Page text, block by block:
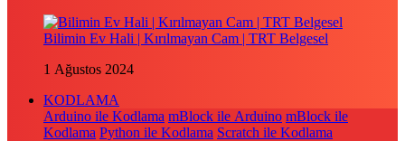
Bilimin Ev Hali | Kırılmayan Cam | TRT Belgesel
1 Ağustos 2024
KODLAMA
Arduino ile Kodlama mBlock ile Arduino mBlock ile
Kodlama Python ile Kodlama Scratch ile Kodlama